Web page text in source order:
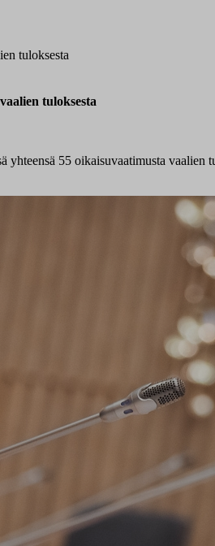
tuloksesta
tuloksesta
yhteensä 55 oikaisuvaatimusta